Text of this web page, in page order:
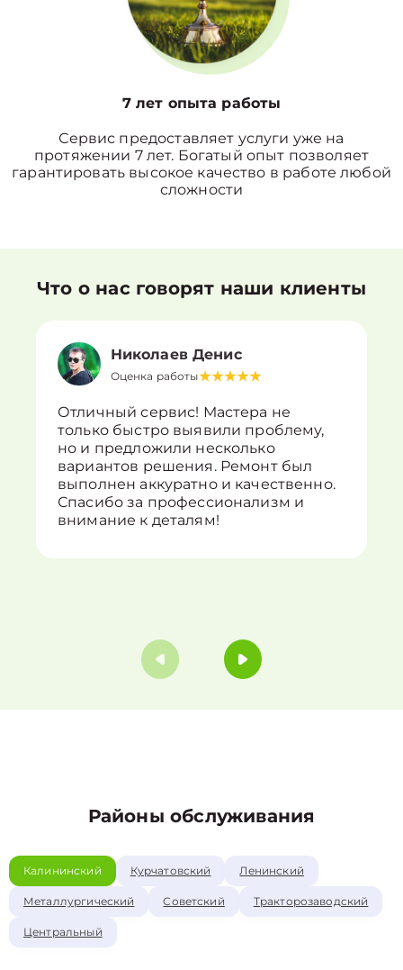
7 лет опыта работы
Сервис предоставляет услуги уже на
протяжении 7 лет. Богатый опыт позволяет
гарантировать высокое качество в работе любой
сложности
Что о нас говорят наши клиенты
Николаев Денис
Оценка работы
Отличный сервис! Мастера не
только быстро выявили проблему,
но и предложили несколько
вариантов решения. Ремонт был
выполнен аккуратно и качественно.
Спасибо за профессионализм и
внимание к деталям!
Районы обслуживания
Калининский Курчатовский Ленинский
Металлургический Советский Тракторозаводский
Центральный